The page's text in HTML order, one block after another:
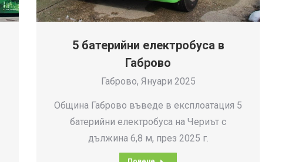
5 батерийни електробуса в
Габрово
Габрово, Януари 2025
Община Габрово въведе в експлоатация 5
батерийни електробуса на Чериът с
дължина 6,8 м, през 2025 г.